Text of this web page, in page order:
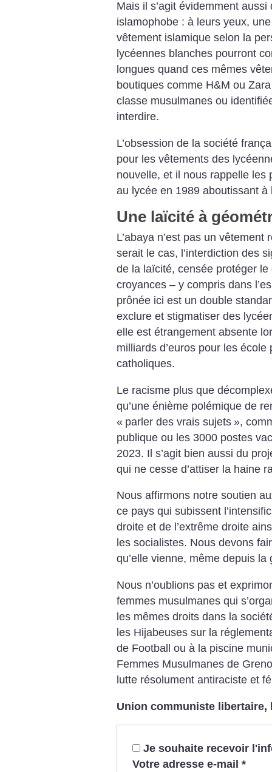
Mais il s’agit évidemment aussi
islamophobe : à leurs yeux,
vêtement islamique selon la
lycéennes blanches pourront
longues quand ces mêmes
boutiques comme H&M ou
classe musulmanes ou
interdire.
L’obsession de la société
pour les vêtements des
nouvelle, et il nous rappelle les
au lycée en 1989 aboutissant à
Une laïcité à
L’abaya n’est pas un
serait le cas, l’interdiction des
de la laïcité, censée protéger le
croyances – y compris dans
prônée ici est un double
exclure et stigmatiser des
elle est étrangement absente
milliards d’euros pour les
catholiques.
Le racisme plus que
qu’une énième polémique de
« parler des vrais sujets »,
publique ou les 3000 postes
2023. Il s’agit bien aussi du
qui ne cesse d’attiser la haine
Nous affirmons notre soutien
ce pays qui subissent
droite et de l’extrême droite
les socialistes. Nous devons
qu’elle vienne, même depuis la
Nous n’oublions pas et
femmes musulmanes qui
les mêmes droits dans la
les Hijabeuses sur la
de Football ou à la piscine
Femmes Musulmanes de
lutte résolument antiraciste et
Union communiste libertaire,
Je souhaite recevoir
Votre adresse e-mail *